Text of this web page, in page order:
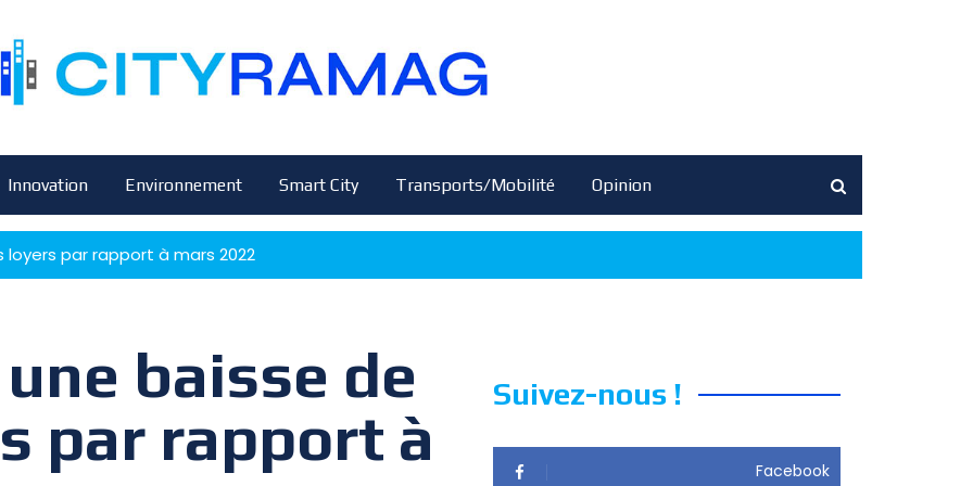
Innovation Environnement Smart City Transports/Mobilité Opinion
loyers par rapport à mars 2022
baisse de
par rapport à
Suivez-nous !
Facebook